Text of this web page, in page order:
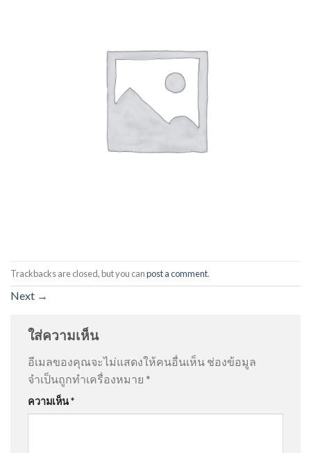
Trackbacks are closed, but you canpost a comment.
Next →
ใส่ความเห็น
อีเมลของคุณจะไม่แสดงให้คนอื่นเห็น ช่องข้อมูล
จำเป็นถูกทำเครื่องหมาย *
ความเห็น*